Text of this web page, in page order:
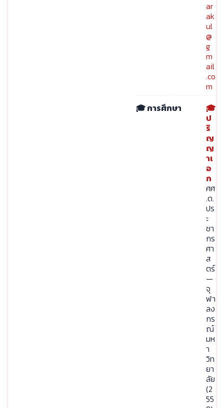
ar
ak
ul
@
g
m
ail
.co
m
🎓 การศึกษา
🎓
ป
ริ
ญ
ญ
าเ
อ
ก
ศศ
.ด.
ปร
ะ
ชา
กร
ศา
ส
ตร์
—
จุ
ฬา
ลง
กร
ณ์
มห
า
วิท
ยา
ลัย
(2
55